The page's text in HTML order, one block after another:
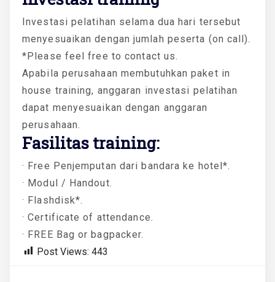
Investasi pelatihan selama dua hari tersebut
menyesuaikan dengan jumlah peserta (on call).
*Please feel free to contact us.
Apabila perusahaan membutuhkan paket in
house training, anggaran investasi pelatihan
dapat menyesuaikan dengan anggaran
perusahaan.
Fasilitas training:
· Free Penjemputan dari bandara ke hotel*.
· Modul / Handout.
· Flashdisk*.
· Certificate of attendance.
· FREE Bag or bagpacker.
Post Views: 443